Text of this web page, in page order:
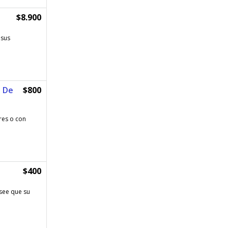
$8.900
De $800
o con
$400
que su